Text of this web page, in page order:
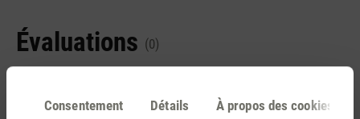
Consentement Détails À propos des cookies
Évaluations (0)